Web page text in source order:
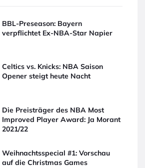
BBL-Preseason: Bayern
verpflichtet Ex-NBA-Star Napier
Celtics vs. Knicks: NBA Saison
Opener steigt heute Nacht
Die Preisträger des NBA Most
Improved Player Award: Ja Morant
2021/22
Weihnachtsspecial #1: Vorschau
auf die Christmas Games